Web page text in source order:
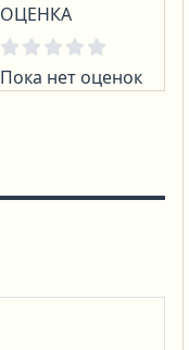
ОЦЕНКА
Пока нет оценок